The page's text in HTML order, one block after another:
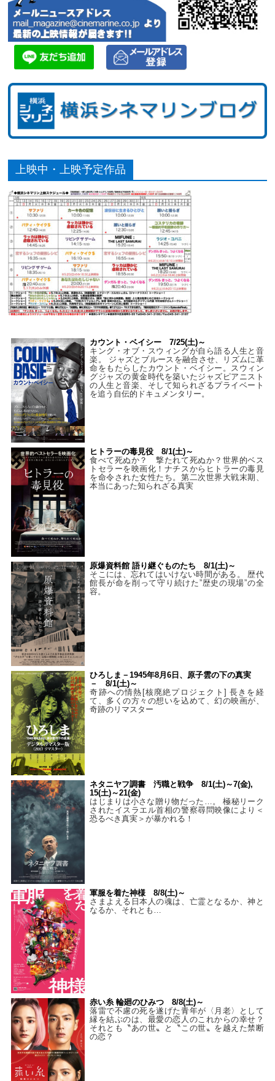
上映中・上映予定作品
カウント・ベイシー 7/25(土)～
キング・オブ・スウィングが自ら語る人生と音
楽。 ジャズとブルースを融合させ、リズムに革
命をもたらしたカウント・ベイシー。スウィン
グジャズの黄金時代を築いたジャズピアニスト
の人生と音楽、そして知られざるプライベート
を追う自伝的ドキュメンタリー。
ヒトラーの毒見役 8/1(土)～
食べて死ぬか？ 撃たれて死ぬか？世界的ベス
トセラーを映画化！ナチスからヒトラーの毒見
を命令された女性たち。第二次世界大戦末期、
本当にあった知られざる真実
原爆資料館 語り継ぐものたち 8/1(土)～
そこには、忘れてはいけない時間がある。 歴代
館長が命を削って守り続けた”歴史の現場”の全
容。
ひろしま－1945年8月6日、原子雲の下の真実
－ 8/1(土)～
奇跡への情熱[核廃絶プロジェクト] 長きを経
て、多くの方々の想いを込めて、幻の映画が、
奇跡のリマスター
ネタニヤフ調書 汚職と戦争 8/1(土)～7(金),
15(土)～21(金)
はじまりは小さな贈り物だった…。 極秘リーク
されたイスラエル首相の警察尋問映像により＜
恐るべき真実＞が暴かれる！
軍服を着た神様 8/8(土)～
さまよえる日本人の魂は、亡霊となるか、神と
なるか、それとも…
赤い糸 輪廻のひみつ 8/8(土)～
落雷で不慮の死を遂げた青年が〈月老〉として
縁を結ぶのは、最愛の恋人のこれからの幸せ？
それとも〝あの世〟と〝この世〟を越えた禁断
の恋？